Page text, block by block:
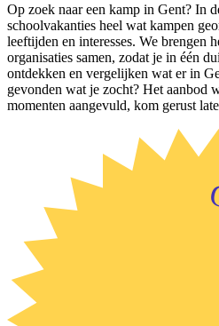
Op zoek naar een kamp in Gent? In
schoolvakanties heel wat kampen
leeftijden en interesses. We brengen
organisaties samen, zodat je in één
ontdekken en vergelijken wat er in
gevonden wat je zocht? Het aanbod
momenten aangevuld, kom gerust